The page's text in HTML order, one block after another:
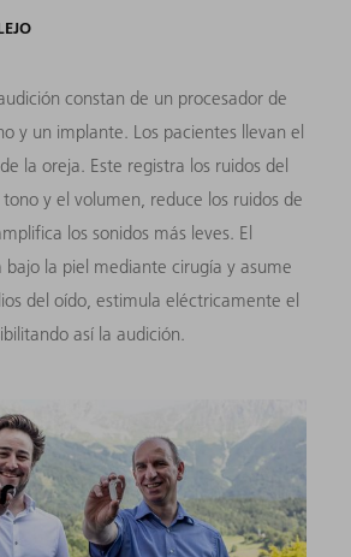
constan de un procesador de
y un implante. Los pacientes llevan el
la oreja. Este registra los ruidos del
y el volumen, reduce los ruidos de
los sonidos más leves. El
bajo la piel mediante cirugía y asume
del oído, estimula eléctricamente el
así la audición.